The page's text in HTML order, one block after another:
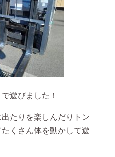
遊びました！
たりを楽しんだりトン
くさん体を動かして遊